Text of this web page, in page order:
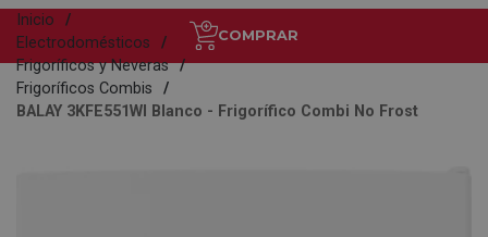
COMPRAR
Inicio
Electrodomésticos
Frigoríficos y Neveras
Frigoríficos Combis
BALAY 3KFE551WI Blanco - Frigorífico Combi No Frost